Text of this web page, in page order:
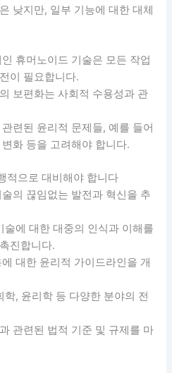
낮지만, 일부 기능에 대한 대체
휴머노이드 기술은 모든 작업
이 필요합니다.
보편화는 사회적 수용성과 관
련된 윤리적 문제들, 예를 들어
화 등을 고려해야 합니다.
적으로 대비해야 합니다
의 끊임없는 발전과 혁신을 추
에 대한 대중의 인식과 이해를
진합니다.
대한 윤리적 가이드라인을 개
, 윤리학 등 다양한 분야의 전
관련된 법적 기준 및 규제를 마